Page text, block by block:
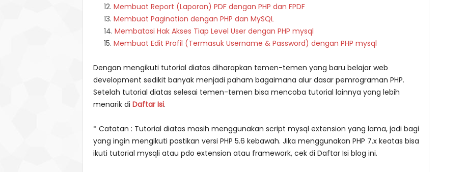
Membuat Report (Laporan) PDF dengan PHP dan FPDF
Membuat Pagination dengan PHP dan MySQL
Membatasi Hak Akses Tiap Level User dengan PHP mysql
Membuat Edit Profil (Termasuk Username & Password) dengan PHP mysql
Dengan mengikuti tutorial diatas diharapkan temen-temen yang baru belajar web
development sedikit banyak menjadi paham bagaimana alur dasar pemrograman PHP.
Setelah tutorial diatas selesai temen-temen bisa mencoba tutorial lainnya yang lebih
menarik di Daftar Isi.
* Catatan : Tutorial diatas masih menggunakan script mysql extension yang lama, jadi bagi
yang ingin mengikuti pastikan versi PHP 5.6 kebawah. Jika menggunakan PHP 7.x keatas bisa
ikuti tutorial mysqli atau pdo extension atau framework, cek di Daftar Isi blog ini.